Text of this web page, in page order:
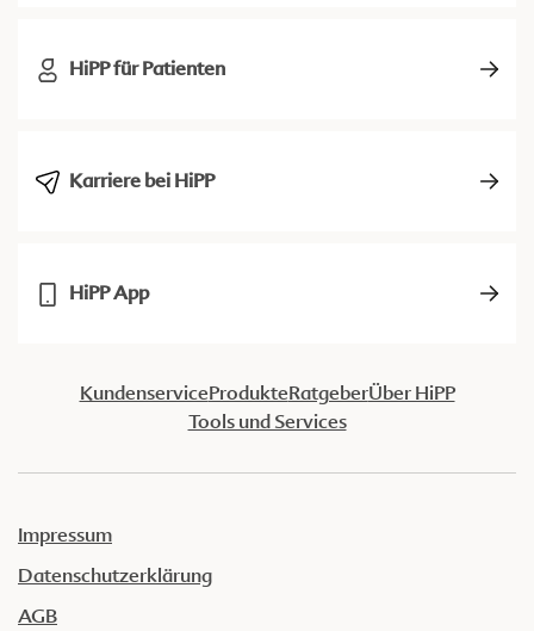
HiPP für Patienten
Karriere bei HiPP
HiPP App
KundenserviceProdukteRatgeberÜber HiPP
Tools und Services
Impressum
Datenschutzerklärung
AGB